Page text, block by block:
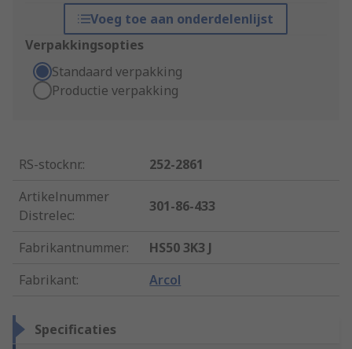
Voeg toe aan onderdelenlijst
Verpakkingsopties
Standaard verpakking
Productie verpakking
RS-stocknr.:
252-2861
Artikelnummer
Distrelec:
301-86-433
Fabrikantnummer:
HS50 3K3 J
Fabrikant: Arcol
Specificaties